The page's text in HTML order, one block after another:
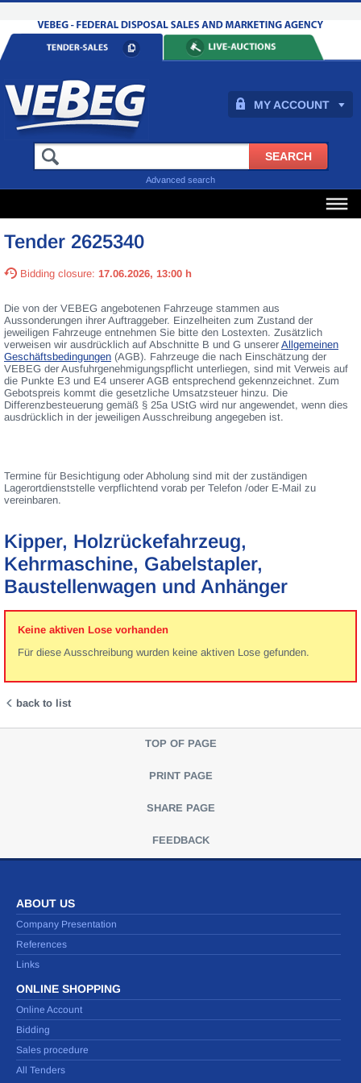
MY ACCOUNT
Advanced search
Tender 2625340
Bidding closure: 17.06.2026, 13:00 h
Die von der VEBEG angebotenen Fahrzeuge stammen aus
Aussonderungen ihrer Auftraggeber. Einzelheiten zum Zustand der
jeweiligen Fahrzeuge entnehmen Sie bitte den Lostexten. Zusätzlich
verweisen wir ausdrücklich auf Abschnitte B und G unserer Allgemeinen
Geschäftsbedingungen (AGB). Fahrzeuge die nach Einschätzung der
VEBEG der Ausfuhrgenehmigungspflicht unterliegen, sind mit Verweis auf
die Punkte E3 und E4 unserer AGB entsprechend gekennzeichnet. Zum
Gebotspreis kommt die gesetzliche Umsatzsteuer hinzu. Die
Differenzbesteuerung gemäß § 25a UStG wird nur angewendet, wenn dies
ausdrücklich in der jeweiligen Ausschreibung angegeben ist.
Termine für Besichtigung oder Abholung sind mit der zuständigen
Lagerortdienststelle verpflichtend vorab per Telefon /oder E-Mail zu
vereinbaren.
Kipper, Holzrückefahrzeug,
Kehrmaschine, Gabelstapler,
Baustellenwagen und Anhänger
Keine aktiven Lose vorhanden
Für diese Ausschreibung wurden keine aktiven Lose gefunden.
back to list
TOP OF PAGE
PRINT PAGE
SHARE PAGE
FEEDBACK
ABOUT US
Company Presentation
References
Links
ONLINE SHOPPING
Online Account
Bidding
Sales procedure
All Tenders